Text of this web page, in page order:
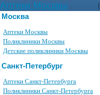
Аптеки Москвы |
Москва
Аптеки Москвы
Поликлиники Москвы
Детские поликлиники Москвы
Санкт-Петербург
Аптеки Санкт-Петербурга
Поликлиники Санкт-Петербурга